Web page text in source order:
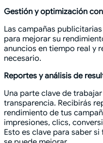
Gestión y optimización
Las campañas
para mejorar su
anuncios en tiempo real y
necesario.
Reportes y análisis de
Una parte clave de
transparencia. Recibirás
rendimiento de tus
impresiones, clics,
Esto es clave para saber